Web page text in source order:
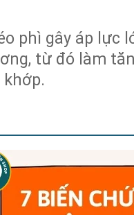
phì gây áp lực
từ đó làm